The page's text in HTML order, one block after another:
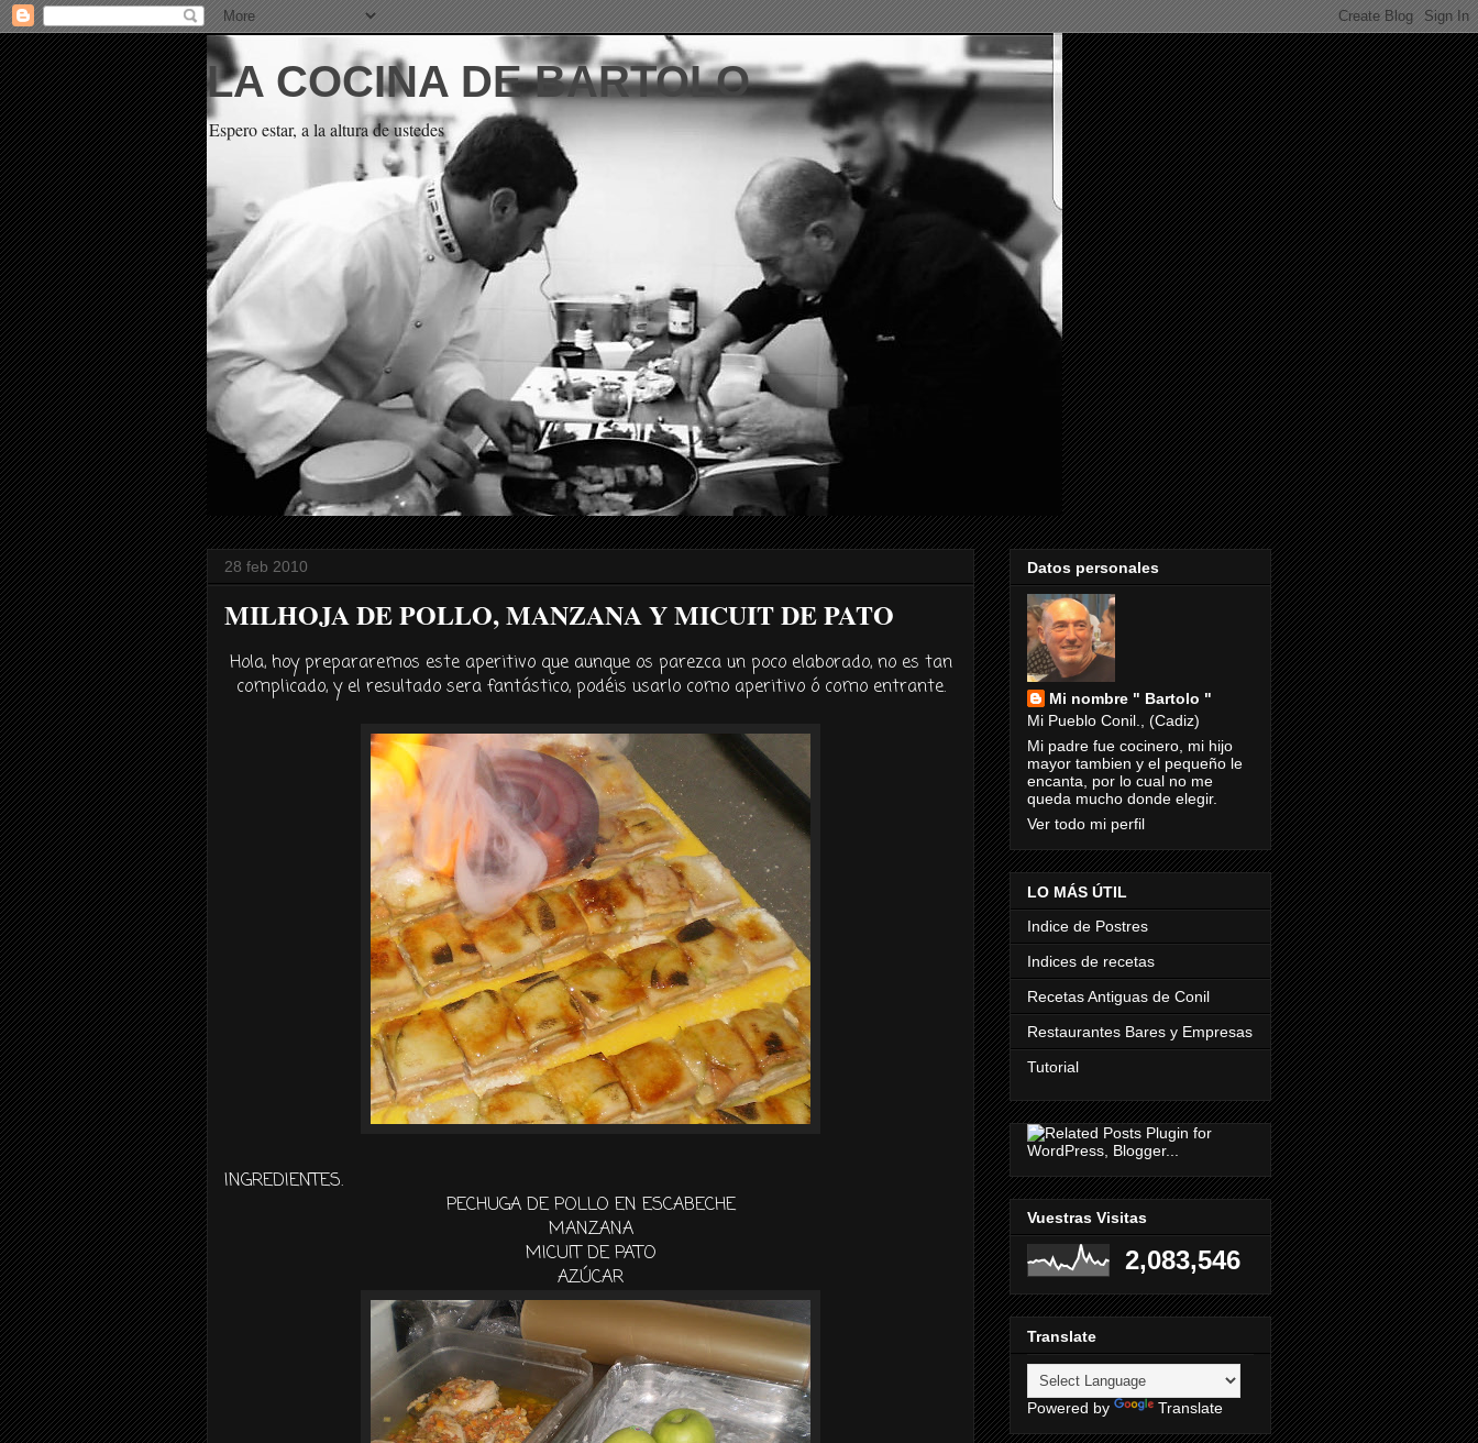
LA COCINA DE BARTOLO
Espero estar, a la altura de ustedes
28 feb 2010
MILHOJA DE POLLO, MANZANA Y MICUIT DE PATO
Hola, hoy prepararemos este aperitivo que aunque os parezca un poco elaborado, no es tan
complicado, y el resultado sera fantástico, podéis usarlo como aperitivo ó como entrante.
INGREDIENTES.
PECHUGA DE POLLO EN ESCABECHE
MANZANA
MICUITDE PATO
AZÚCAR
Datos personales
Mi nombre " Bartolo "
Mi Pueblo Conil., (Cadiz)
Mi padre fue cocinero, mi hijo
mayor tambien y el pequeño le
encanta, por lo cual no me
queda mucho donde elegir.
Ver todo mi perfil
LO MÁS ÚTIL
Indice de Postres
Indices de recetas
Recetas Antiguas de Conil
Restaurantes Bares y Empresas
Tutorial
Vuestras Visitas
2,083,546
Translate
Powered by Translate